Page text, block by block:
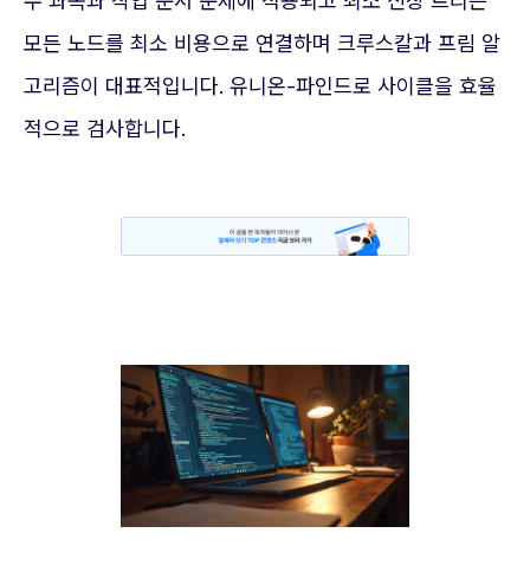
모든 노드를 최소 비용으로 연결하며 크루스칼과 프림 알
고리즘이 대표적입니다. 유니온-파인드로 사이클을 효율
적으로 검사합니다.